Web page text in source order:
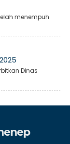
menempuh
Dinas